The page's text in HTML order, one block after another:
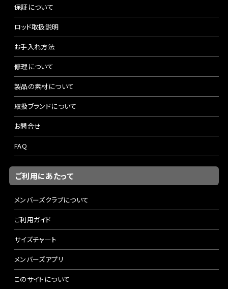
保証について
ロッド取扱説明
お手入れ方法
修理について
製品の素材について
取扱ブランドについて
お問合せ
FAQ
ご利用にあたって
メンバーズクラブについて
ご利用ガイド
サイズチャート
メンバーズアプリ
このサイトについて